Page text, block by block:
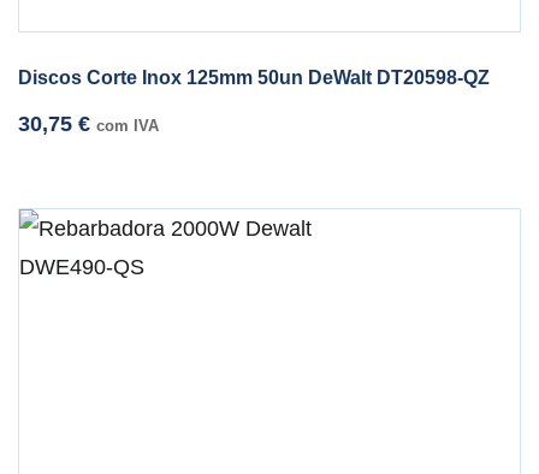
Discos Corte Inox 125mm 50un DeWalt DT20598-QZ
30,75 € com IVA